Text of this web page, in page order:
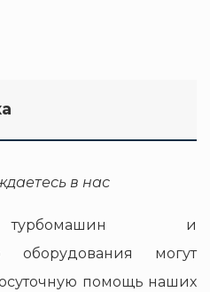
в нас
турбомашин и
оборудования могут
помощь наших